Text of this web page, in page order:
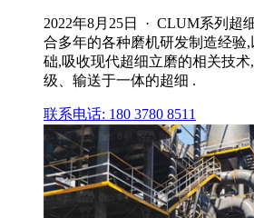
2022年8月25日 · CLUM系列超
合多年的各种磨机研发制造经验
础,吸收现代超细立磨的相关技
级、输送于一体的超细 .
联系电话: 180 3780 8511